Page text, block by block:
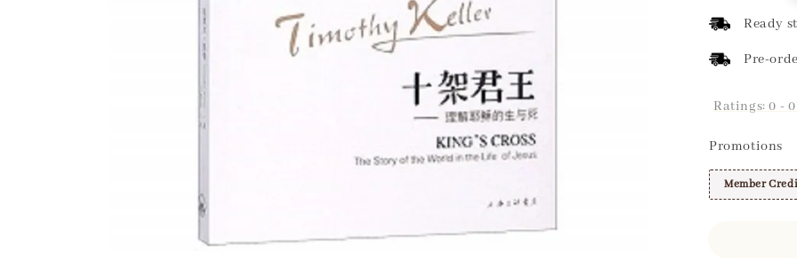
price
Ready
Pre-
Ratings:0 - 0
Promotions
Member